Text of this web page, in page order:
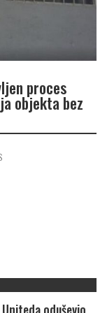
proces
objekta bez